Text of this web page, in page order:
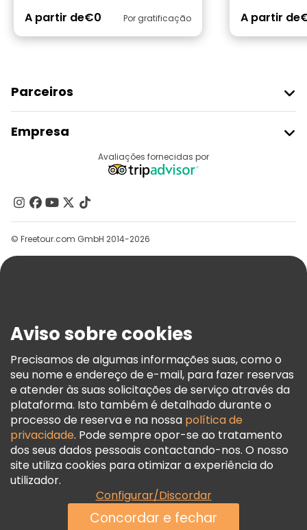
A partir de€0 Por gratificação A partir de
Parceiros
Registo Do Fornecedor
Programa De Afiliados
Empresa
Contacte-Nos
Grupos
Ajuda
Termos E Informações Legais
Política De Cookies
Freetour Prémios
Programa De Fidelidade
Avaliações fornecidas por
© Freetour.com GmbH 2014-2026
Aviso sobre cookies
Precisamos de algumas informações suas, como o
seu nome e endereço de e-mail, para fazer reservas
e atender às suas solicitações de serviço através da
plataforma. Isto também é detalhado durante o
processo de reserva e na nossa política de
privacidade. Pode sempre opor-se ao tratamento
dos seus dados pessoais contactando-nos. O nosso
site utiliza cookies para otimizar a experiência do
utilizador.
Configurar/Discordar
Concordar e fechar